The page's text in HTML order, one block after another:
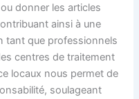
donner les articles
ainsi à une
tant que professionnels
centres de traitement
locaux nous permet de
soulageant